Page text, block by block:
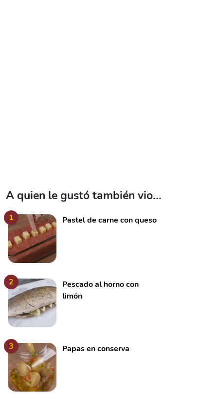
A quien le gustó también vio...
1 Pastel de carne con queso
2
Pescado al horno con
limón
3 Papas en conserva